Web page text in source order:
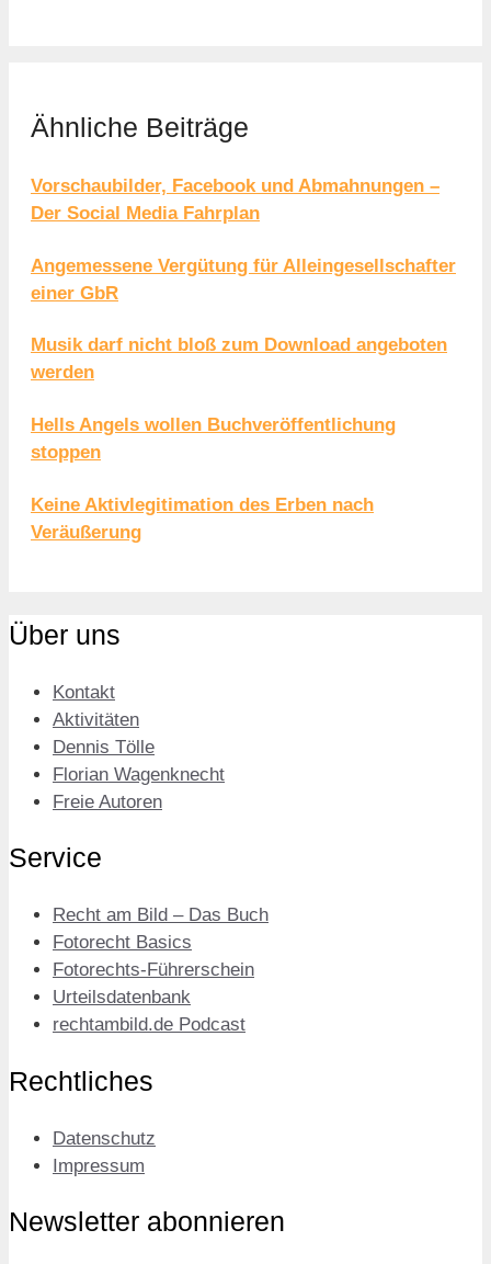
Ähnliche Beiträge
Vorschaubilder, Facebook und Abmahnungen –
Der Social Media Fahrplan
Angemessene Vergütung für Alleingesellschafter
einer GbR
Musik darf nicht bloß zum Download angeboten
werden
Hells Angels wollen Buchveröffentlichung
stoppen
Keine Aktivlegitimation des Erben nach
Veräußerung
Über uns
Kontakt
Aktivitäten
Dennis Tölle
Florian Wagenknecht
Freie Autoren
Service
Recht am Bild – Das Buch
Fotorecht Basics
Fotorechts-Führerschein
Urteilsdatenbank
rechtambild.de Podcast
Rechtliches
Datenschutz
Impressum
Newsletter abonnieren